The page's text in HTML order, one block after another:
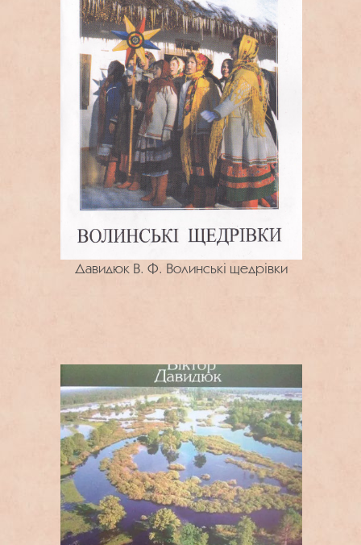
Давидюк В. Ф. Волинські щедрівки